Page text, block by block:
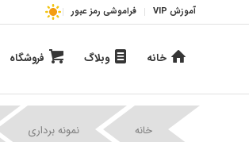
آموزش VIP فراموشی رمز عبور
خانه وبلاگ فروشگاه
خانه نمونه برداری |